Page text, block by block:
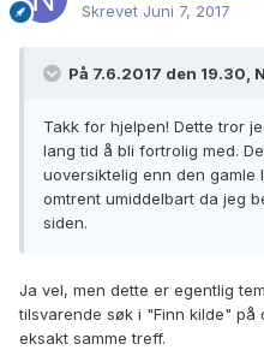
Skrevet Juni 7, 2017
På 7.6.2017 den 19.30,
Takk for hjelpen! Dette tror
lang tid å bli fortrolig med.
uoversiktelig enn den
omtrent umiddelbart da jeg
siden.
Ja vel, men dette er egentlig
tilsvarende søk i "Finn kilde" på
eksakt samme treff.